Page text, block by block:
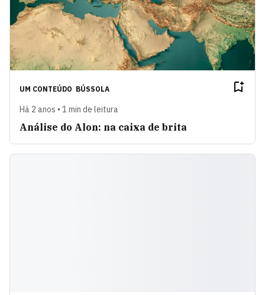
UM CONTEÚDO BÚSSOLA
Há 2 anos • 1 min de leitura
Análise do Alon: na caixa de brita